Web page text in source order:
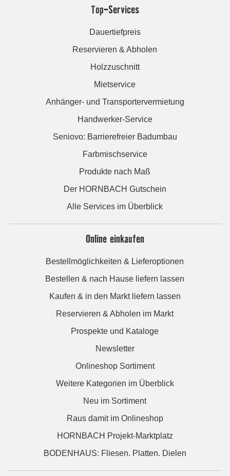
Top-Services
Dauertiefpreis
Reservieren & Abholen
Holzzuschnitt
Mietservice
Anhänger- und Transportervermietung
Handwerker-Service
Seniovo: Barrierefreier Badumbau
Farbmischservice
Produkte nach Maß
Der HORNBACH Gutschein
Alle Services im Überblick
Online einkaufen
Bestellmöglichkeiten & Lieferoptionen
Bestellen & nach Hause liefern lassen
Kaufen & in den Markt liefern lassen
Reservieren & Abholen im Markt
Prospekte und Kataloge
Newsletter
Onlineshop Sortiment
Weitere Kategorien im Überblick
Neu im Sortiment
Raus damit im Onlineshop
HORNBACH Projekt-Marktplatz
BODENHAUS: Fliesen. Platten. Dielen